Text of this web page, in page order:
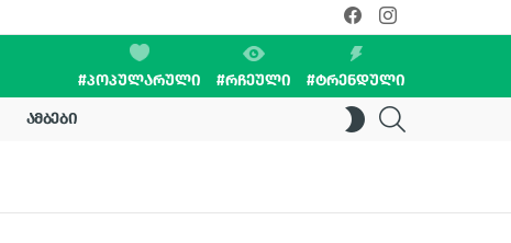
facebookinstagram
#ᲞᲝᲞᲣᲚᲐᲠᲣᲚᲘ #ᲠᲩᲔᲣᲚᲘ #ᲢᲠᲔᲜᲓᲣᲚᲘ
ᲐᲛᲑᲔᲑᲘ
SWITCH
SKIN